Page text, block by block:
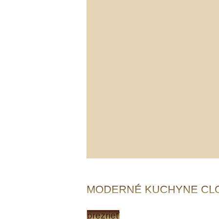
MODERNÉ KUCHYNE
prezrieť